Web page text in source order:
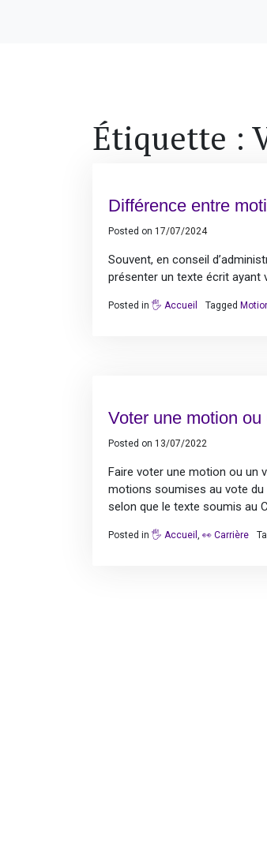
Étiquette :
Différence entre
Posted on 17/07/202418/07/2024
Souvent, en conseil
présenter un texte écrit ayant
Posted in 🖐️ Accueil Tagged
Voter une motion
Posted on 13/07/2022
Faire voter une motion ou un
motions soumises au vote du
selon que le texte soumis au
Posted in 🖐️ Accueil , 👀 Carrière